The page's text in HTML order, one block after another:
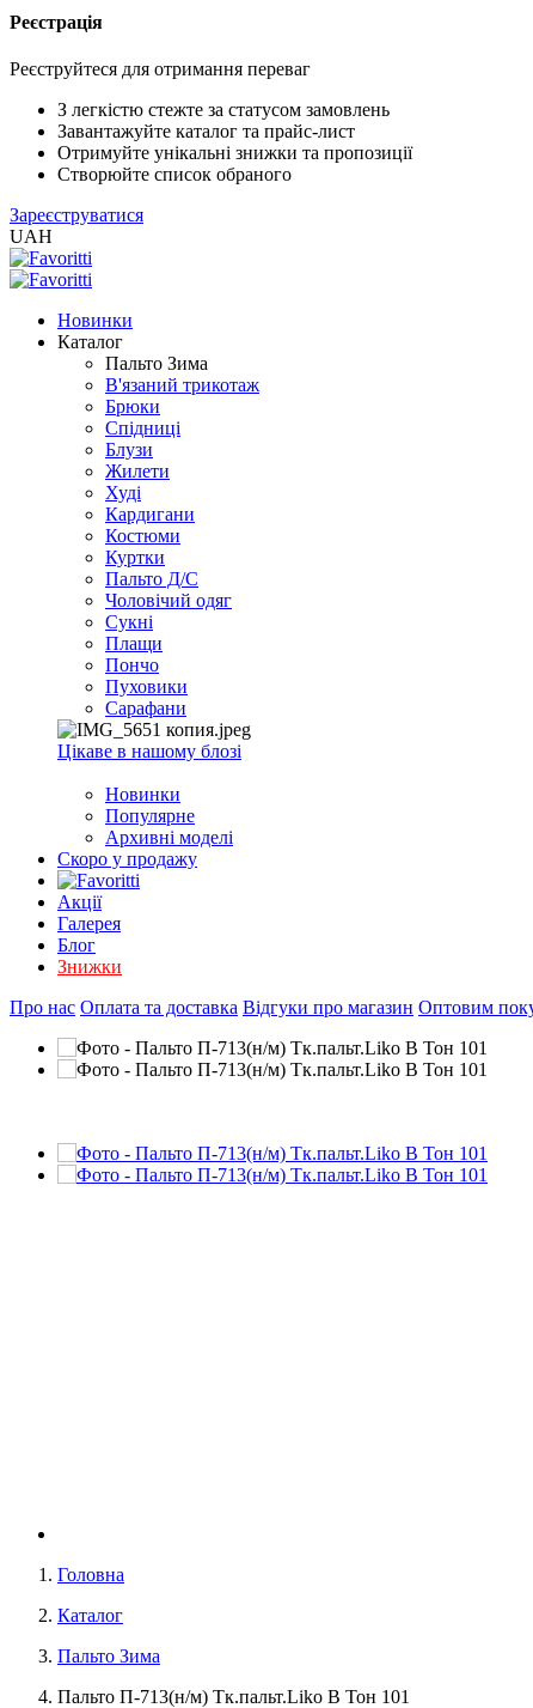
Реєстрація
Реєструйтеся для отримання переваг
З легкістю стежте за статусом замовлень
Завантажуйте каталог та прайс-лист
Отримуйте унікальні знижки та пропозиції
Створюйте список обраного
Зареєструватися
UAH
Новинки
Каталог
Пальто Зима
В'язаний трикотаж
Брюки
Спідниці
Блузи
Жилети
Худі
Кардигани
Костюми
Куртки
Пальто Д/С
Чоловічий одяг
Сукні
Плащи
Пончо
Пуховики
Сарафани
Цікаве в нашому блозі
Новинки
Популярне
Архивні моделі
Скоро у продажу
Акції
Галерея
Блог
Знижки
Про нас Оплата та доставка Відгуки про магазин Оптовим
Головна
Каталог
Пальто Зима
Пальто П-713(н/м) Тк.пальт.Liko В Тон 101
/
2005
(Розн.)
/
EXCEL
2005
(Опт)
XLSX